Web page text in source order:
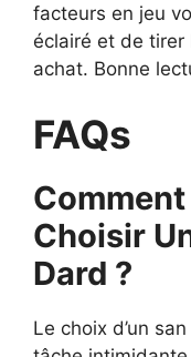
facteurs en jeu
éclairé et de
achat. Bonne
FAQs
Choisir
Dard ?
Le choix d’un